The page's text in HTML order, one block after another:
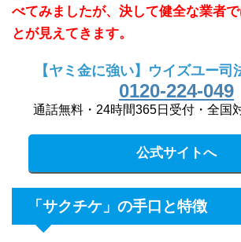
べてみましたが、決して健全な業者
とが見えてきます。
【ヤミ金に強い】ウイズユー司
0120-224-049
通話無料・24時間365日受付・全国
公式サイトへ
「サクチケ」の手口と特徴